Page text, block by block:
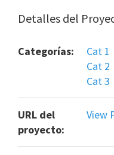
Detalles del
Categorías:
Cat 1
Cat 2
Cat 3
URL del
proyecto:
View